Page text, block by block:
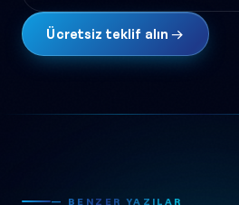
Ücretsiz teklif alın →
— BENZER YAZILAR